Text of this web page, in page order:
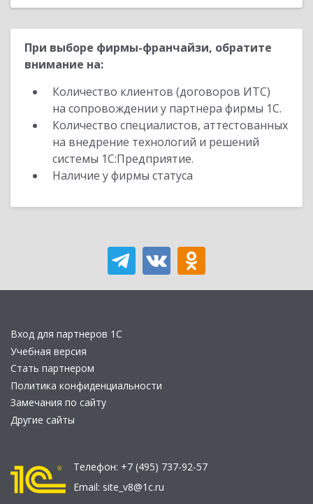
При выборе фирмы-франчайзи, обратите
внимание на:
Количество клиентов (договоров ИТС)
на сопровождении у партнера фирмы 1С.
Количество специалистов, аттестованных
на внедрение технологий и решений
системы 1С:Предприятие.
Наличие у фирмы статуса
Вход для партнеров 1С
Учебная версия
Стать партнером
Политика конфиденциальности
Замечания по сайту
Другие сайты
Телефон: +7 (495) 737-92-57
Email: site_v8@1c.ru